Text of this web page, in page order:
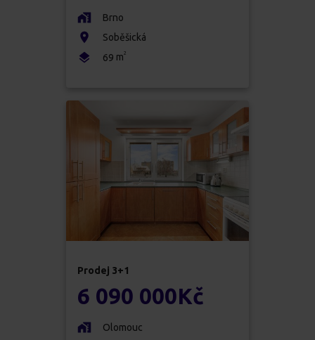
Brno
Soběšická
69 m2
Prodej 3+1
6 090 000Kč
Olomouc